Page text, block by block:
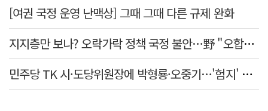
[여권 국정 운영 난맥상] 그때 그때 다른 규제 완화
지지층만 보나? 오락가락 정책 국정 불안…野 "오합지졸"
민주당 TK 시·도당위원장에 박형룡·오중기…'험지' 총선 이끈다